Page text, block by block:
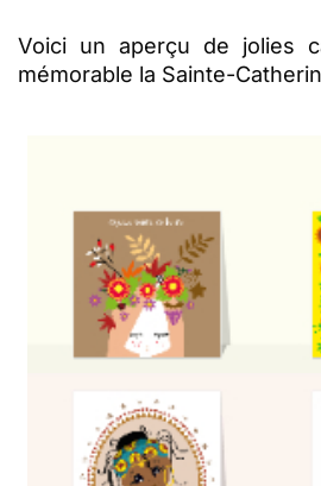
Voici un aperçu de jolies
mémorable la Sainte-